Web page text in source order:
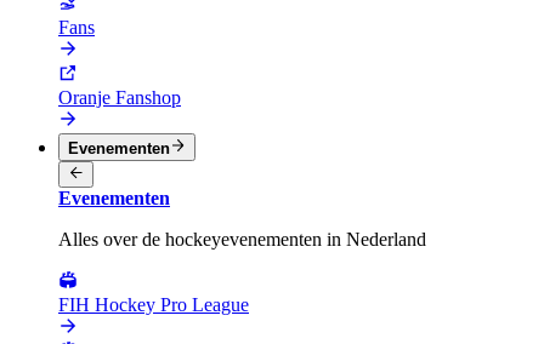
Fans
Oranje Fanshop
Evenementen
Evenementen
Alles over de hockeyevenementen in Nederland
FIH Hockey Pro League